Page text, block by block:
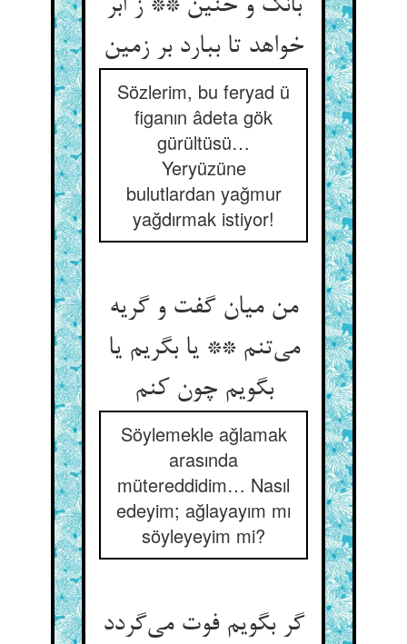
بانگ و حنین ** ز ابر
خواهد تا ببارد بر زمین
Sözlerim, bu feryad ü
figanın âdeta gök
gürültüsü…
Yeryüzüne
bulutlardan yağmur
yağdırmak istiyor!
من میان گفت و گریه
می‌تنم ** یا بگریم یا
بگویم چون کنم
Söylemekle ağlamak
arasında
mütereddidim… Nasıl
edeyim; ağlayayım mı
söyleyeyim mi?
گر بگویم فوت می‌گردد